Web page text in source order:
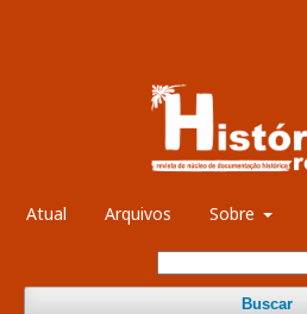
Atual Arquivos Sobre
Buscar